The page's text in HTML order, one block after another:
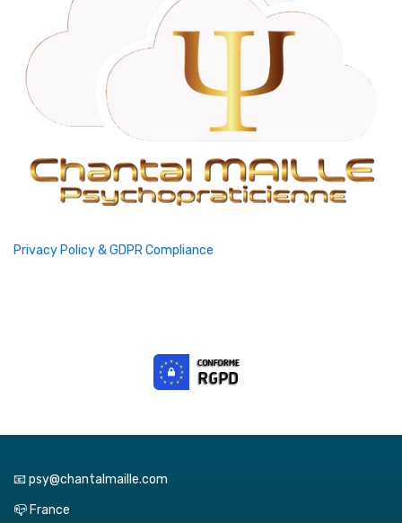
Privacy Policy & GDPR Compliance
📧 psy@chantalmaille.com
📪 France